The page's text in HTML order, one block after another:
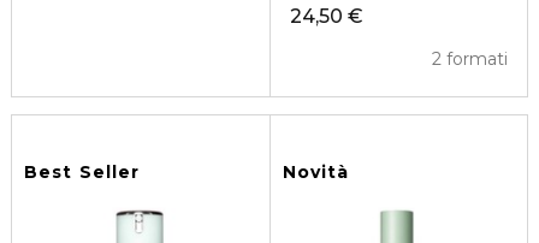
24,50 €
2 formati
Best Seller Novità